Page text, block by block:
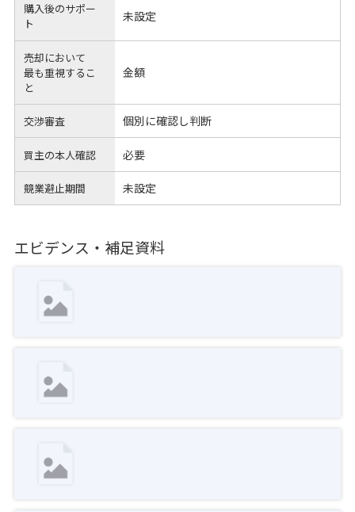
購入後のサポー
ト
未設定
売却において
最も重視するこ
と
金額
交渉審査 個別に確認し判断
買主の本人確認 必要
競業避止期間 未設定
エビデンス・補足資料